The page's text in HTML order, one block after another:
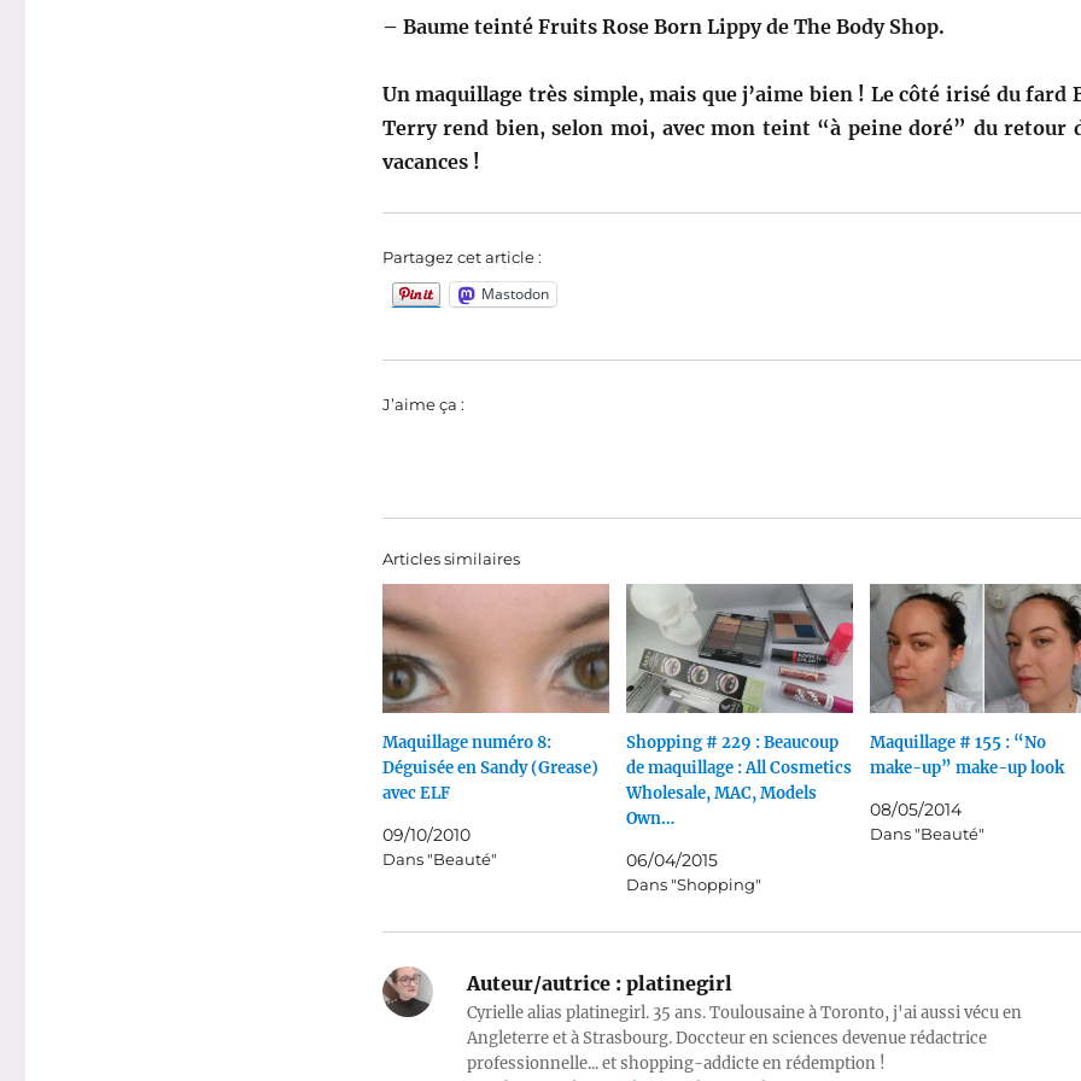
– Baume teinté Fruits Rose Born Lippy de The Body Shop.
Un maquillage très simple, mais que j’aime bien ! Le côté irisé du fard
Terry rend bien, selon moi, avec mon teint “à peine doré” du retour
vacances !
Partagez cet article :
Mastodon
J’aime ça :
Articles similaires
Maquillage numéro 8:
Déguisée en Sandy (Grease)
avec ELF
09/10/2010
Dans "Beauté"
Shopping # 229 : Beaucoup
de maquillage : All Cosmetics
Wholesale, MAC, Models
Own…
06/04/2015
Dans "Shopping"
Maquillage # 155 : “No
make-up” make-up look
08/05/2014
Dans "Beauté"
Auteur/autrice :platinegirl
Cyrielle alias platinegirl. 35 ans. Toulousaine à Toronto, j'ai aussi vécu en
Angleterre et à Strasbourg. Doccteur en sciences devenue rédactrice
professionnelle... et shopping-addicte en rédemption !